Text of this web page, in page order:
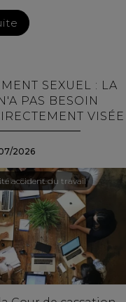
SEXUEL : LA
PAS BESOIN
VISÉE
2026
- Salariés
accident du travail